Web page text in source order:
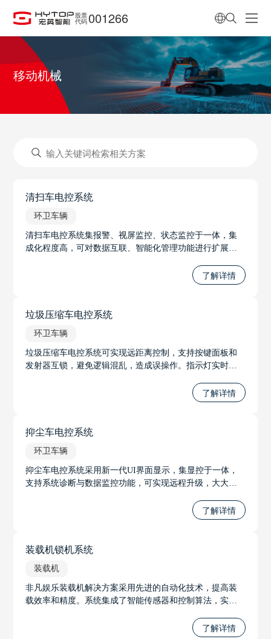
股票
代码 001266
移动机械
清扫车电控系统
环卫车辆
清扫车电控系统集报警、视屏监控、状态监控于一体，集
成化程度高，可对数据互联、智能化管理功能进行扩展，
了解详情
垃圾压缩车电控系统
环卫车辆
垃圾压缩车电控系统可实现远距离控制，支持按键面板和
发射器互锁，避免逻辑混乱，造成误操作。指示灯实时指
了解详情
抑尘车电控系统
环卫车辆
抑尘车电控系统采用新一代UI界面显示，集显控于一体，
支持系统诊断与数据监控功能，可实现远程升级，大大增
了解详情
装载机锁机系统
装载机
非凡娱乐装载机解决方案采用先进的自动化技术，提高装
载效率和精度。系统集成了智能传感器和控制算法，实现
监控装载机状态，系统可预测并预防故障，提高设备可靠
了解详情